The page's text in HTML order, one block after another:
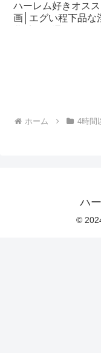
ハーレム好きオス
画│エグい程下品な
ホーム 4時間
ハ
©